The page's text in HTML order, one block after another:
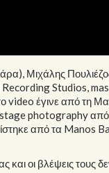
Μιχάλης
Recording Studios,
έγινε από τη
photography από
από τα Manos
οι βλέψεις τους